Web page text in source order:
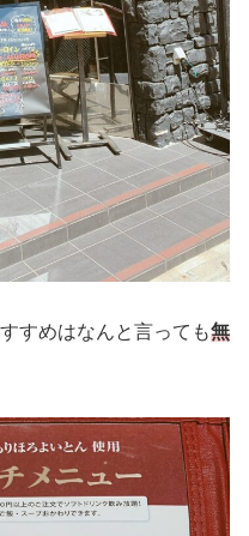
すめはなんと言っても無